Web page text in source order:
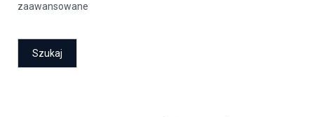
zaawansowane